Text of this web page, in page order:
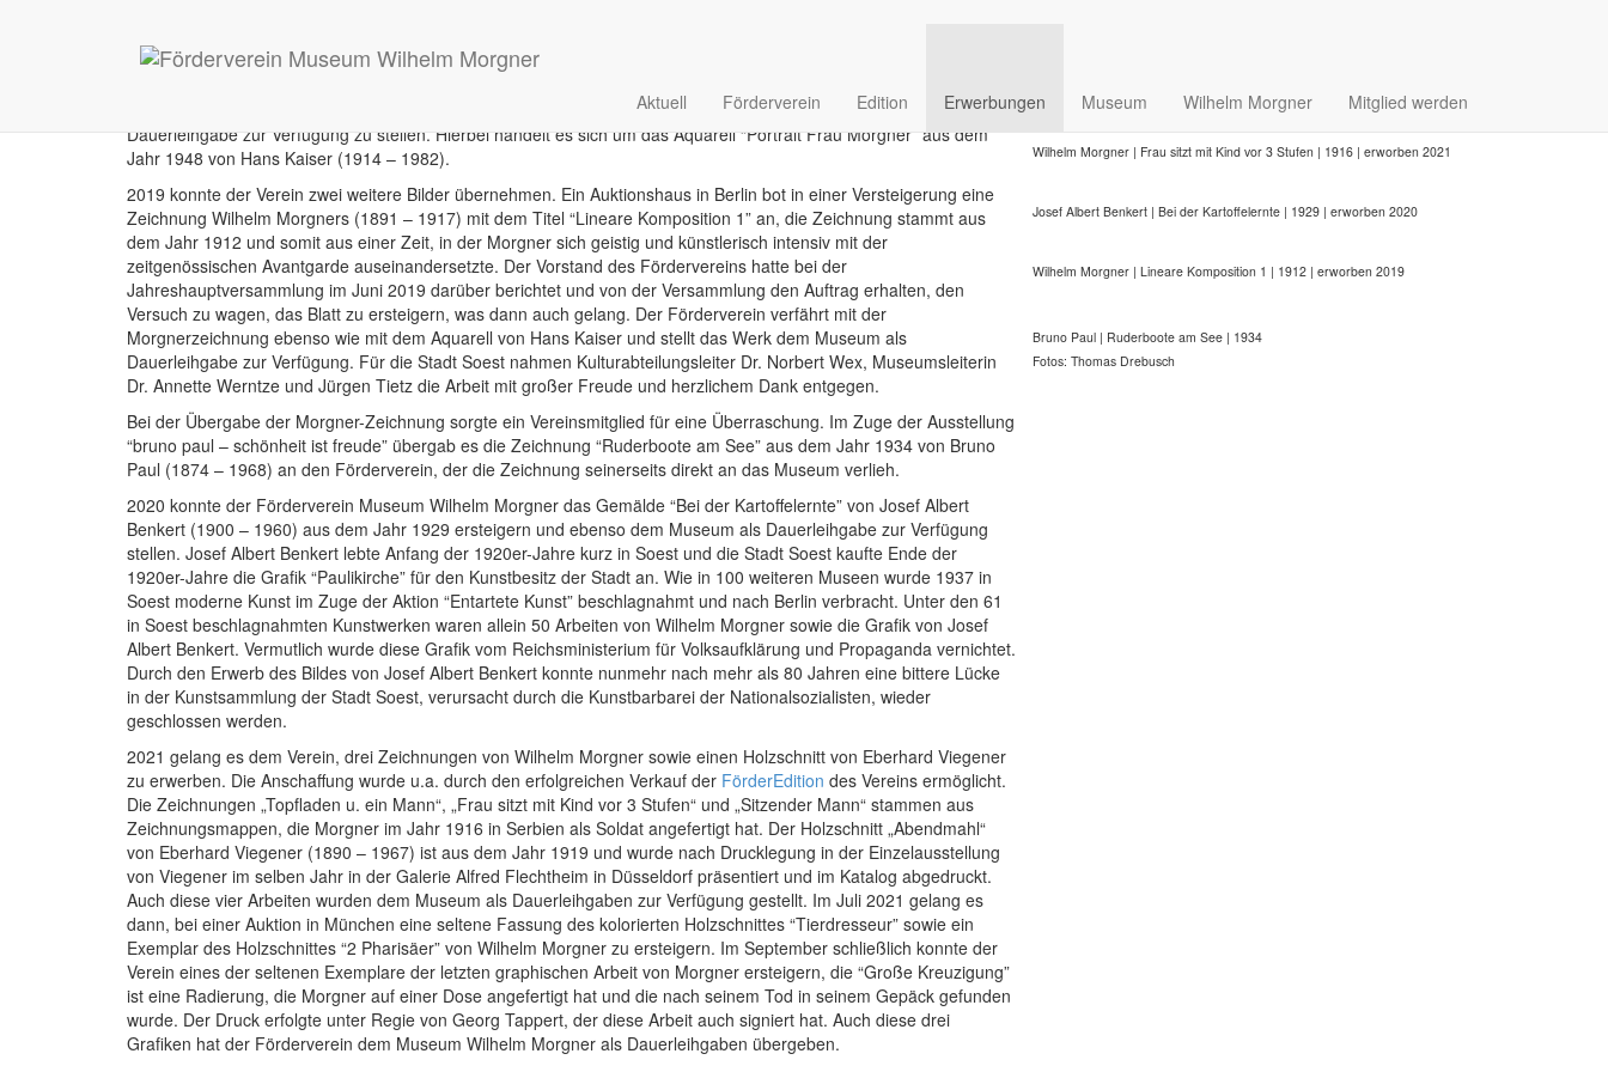
Aktuell Förderverein Edition Erwerbungen Museum Wilhelm Morgner Mitglied werden
Der Förderverein Museum Wilhelm Morgner übergibt Bilder an das
Museum
2018 gelang es dem Förderverein Museum Wilhelm Morgner erstmals ein Bild zu erwerben, um es dem Museum als
Dauerleihgabe zur Verfügung zu stellen. Hierbei handelt es sich um das Aquarell “Portrait Frau Morgner” aus dem
Jahr 1948 von Hans Kaiser (1914 – 1982).
2019 konnte der Verein zwei weitere Bilder übernehmen. Ein Auktionshaus in Berlin bot in einer Versteigerung eine
Zeichnung Wilhelm Morgners (1891 – 1917) mit dem Titel “Lineare Komposition 1” an, die Zeichnung stammt aus
dem Jahr 1912 und somit aus einer Zeit, in der Morgner sich geistig und künstlerisch intensiv mit der
zeitgenössischen Avantgarde auseinandersetzte. Der Vorstand des Fördervereins hatte bei der
Jahreshauptversammlung im Juni 2019 darüber berichtet und von der Versammlung den Auftrag erhalten, den
Versuch zu wagen, das Blatt zu ersteigern, was dann auch gelang. Der Förderverein verfährt mit der
Morgnerzeichnung ebenso wie mit dem Aquarell von Hans Kaiser und stellt das Werk dem Museum als
Dauerleihgabe zur Verfügung. Für die Stadt Soest nahmen Kulturabteilungsleiter Dr. Norbert Wex, Museumsleiterin
Dr. Annette Werntze und Jürgen Tietz die Arbeit mit großer Freude und herzlichem Dank entgegen.
Bei der Übergabe der Morgner-Zeichnung sorgte ein Vereinsmitglied für eine Überraschung. Im Zuge der Ausstellung
“bruno paul – schönheit ist freude” übergab es die Zeichnung “Ruderboote am See” aus dem Jahr 1934 von Bruno
Paul (1874 – 1968) an den Förderverein, der die Zeichnung seinerseits direkt an das Museum verlieh.
2020 konnte der Förderverein Museum Wilhelm Morgner das Gemälde “Bei der Kartoffelernte” von Josef Albert
Benkert (1900 – 1960) aus dem Jahr 1929 ersteigern und ebenso dem Museum als Dauerleihgabe zur Verfügung
stellen. Josef Albert Benkert lebte Anfang der 1920er-Jahre kurz in Soest und die Stadt Soest kaufte Ende der
1920er-Jahre die Grafik “Paulikirche” für den Kunstbesitz der Stadt an. Wie in 100 weiteren Museen wurde 1937 in
Soest moderne Kunst im Zuge der Aktion “Entartete Kunst” beschlagnahmt und nach Berlin verbracht. Unter den 61
in Soest beschlagnahmten Kunstwerken waren allein 50 Arbeiten von Wilhelm Morgner sowie die Grafik von Josef
Albert Benkert. Vermutlich wurde diese Grafik vom Reichsministerium für Volksaufklärung und Propaganda vernichtet.
Durch den Erwerb des Bildes von Josef Albert Benkert konnte nunmehr nach mehr als 80 Jahren eine bittere Lücke
in der Kunstsammlung der Stadt Soest, verursacht durch die Kunstbarbarei der Nationalsozialisten, wieder
geschlossen werden.
2021 gelang es dem Verein, drei Zeichnungen von Wilhelm Morgner sowie einen Holzschnitt von Eberhard Viegener
zu erwerben. Die Anschaffung wurde u.a. durch den erfolgreichen Verkauf der FörderEdition des Vereins ermöglicht.
Die Zeichnungen „Topfladen u. ein Mann“, „Frau sitzt mit Kind vor 3 Stufen“ und „Sitzender Mann“ stammen aus
Zeichnungsmappen, die Morgner im Jahr 1916 in Serbien als Soldat angefertigt hat. Der Holzschnitt „Abendmahl“
von Eberhard Viegener (1890 – 1967) ist aus dem Jahr 1919 und wurde nach Drucklegung in der Einzelausstellung
von Viegener im selben Jahr in der Galerie Alfred Flechtheim in Düsseldorf präsentiert und im Katalog abgedruckt.
Auch diese vier Arbeiten wurden dem Museum als Dauerleihgaben zur Verfügung gestellt. Im Juli 2021 gelang es
dann, bei einer Auktion in München eine seltene Fassung des kolorierten Holzschnittes “Tierdresseur” sowie ein
Exemplar des Holzschnittes “2 Pharisäer” von Wilhelm Morgner zu ersteigern. Im September schließlich konnte der
Verein eines der seltenen Exemplare der letzten graphischen Arbeit von Morgner ersteigern, die “Große Kreuzigung”
ist eine Radierung, die Morgner auf einer Dose angefertigt hat und die nach seinem Tod in seinem Gepäck gefunden
wurde. Der Druck erfolgte unter Regie von Georg Tappert, der diese Arbeit auch signiert hat. Auch diese drei
Grafiken hat der Förderverein dem Museum Wilhelm Morgner als Dauerleihgaben übergeben.
Wilhelm Morgner | Frau sitzt mit Kind vor 3 Stufen | 1916 | erworben 2021
Josef Albert Benkert | Bei der Kartoffelernte | 1929 | erworben 2020
Wilhelm Morgner | Lineare Komposition 1 | 1912 | erworben 2019
Bruno Paul | Ruderboote am See | 1934
Fotos: Thomas Drebusch